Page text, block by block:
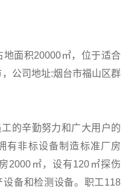
面积20000㎡，位于适合
公司地址:烟台市福山区群
的辛勤努力和广大用户的
有非标设备制造标准厂房
2000㎡，设有120㎡探伤
备和检测设备。职工118